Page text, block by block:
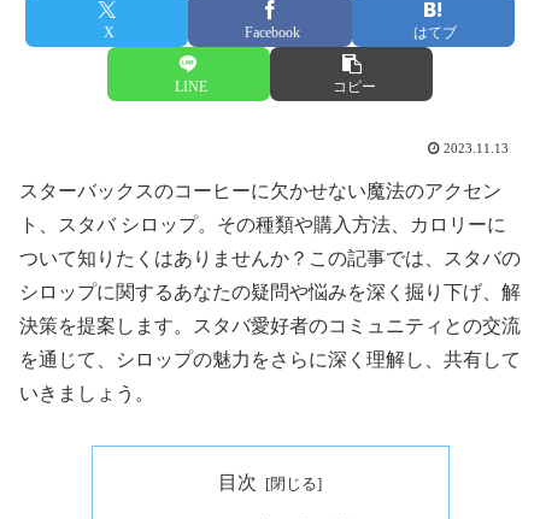
X Facebook はてブ
LINE コピー
2023.11.13
スターバックスのコーヒーに欠かせない魔法のアクセン
ト、スタバ シロップ。その種類や購入方法、カロリーに
ついて知りたくはありませんか？この記事では、スタバの
シロップに関するあなたの疑問や悩みを深く掘り下げ、解
決策を提案します。スタバ愛好者のコミュニティとの交流
を通じて、シロップの魅力をさらに深く理解し、共有して
いきましょう。
目次